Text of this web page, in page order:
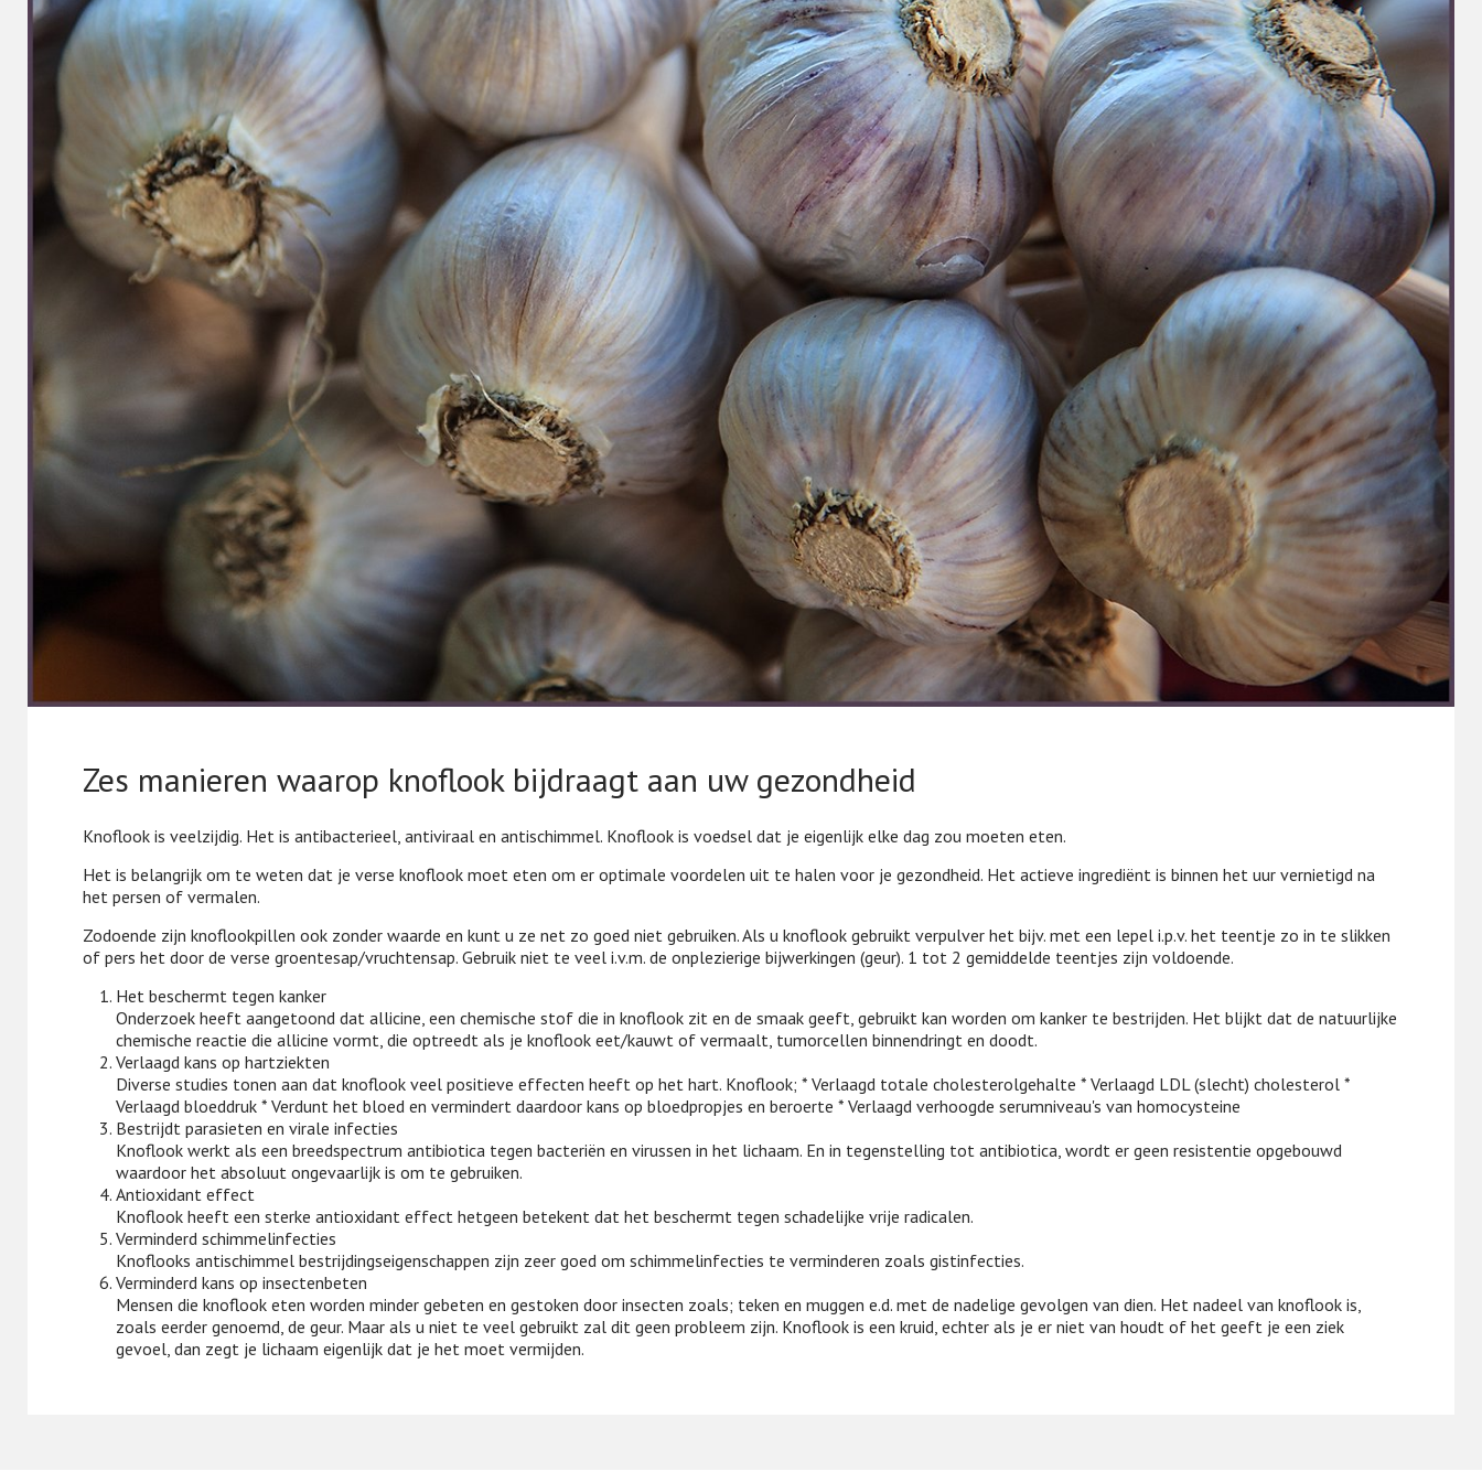
Zes manieren waarop knoflook bijdraagt aan uw gezondheid
Knoflook is veelzijdig. Het is antibacterieel, antiviraal en antischimmel. Knoflook is voedsel dat je eigenlijk elke dag zou moeten eten.
Het is belangrijk om te weten dat je verse knoflook moet eten om er optimale voordelen uit te halen voor je gezondheid. Het actieve ingrediënt is binnen het uur vernietigd na
het persen of vermalen.
Zodoende zijn knoflookpillen ook zonder waarde en kunt u ze net zo goed niet gebruiken. Als u knoflook gebruikt verpulver het bijv. met een lepel i.p.v. het teentje zo in te slikken
of pers het door de verse groentesap/vruchtensap. Gebruik niet te veel i.v.m. de onplezierige bijwerkingen (geur). 1 tot 2 gemiddelde teentjes zijn voldoende.
Het beschermt tegen kanker
Onderzoek heeft aangetoond dat allicine, een chemische stof die in knoflook zit en de smaak geeft, gebruikt kan worden om kanker te bestrijden. Het blijkt dat de natuurlijke
chemische reactie die allicine vormt, die optreedt als je knoflook eet/kauwt of vermaalt, tumorcellen binnendringt en doodt.
Verlaagd kans op hartziekten
Diverse studies tonen aan dat knoflook veel positieve effecten heeft op het hart. Knoflook; * Verlaagd totale cholesterolgehalte * Verlaagd LDL (slecht) cholesterol *
Verlaagd bloeddruk * Verdunt het bloed en vermindert daardoor kans op bloedpropjes en beroerte * Verlaagd verhoogde serumniveau's van homocysteine
Bestrijdt parasieten en virale infecties
Knoflook werkt als een breedspectrum antibiotica tegen bacteriën en virussen in het lichaam. En in tegenstelling tot antibiotica, wordt er geen resistentie opgebouwd
waardoor het absoluut ongevaarlijk is om te gebruiken.
Antioxidant effect
Knoflook heeft een sterke antioxidant effect hetgeen betekent dat het beschermt tegen schadelijke vrije radicalen.
Verminderd schimmelinfecties
Knoflooks antischimmel bestrijdingseigenschappen zijn zeer goed om schimmelinfecties te verminderen zoals gistinfecties.
Verminderd kans op insectenbeten
Mensen die knoflook eten worden minder gebeten en gestoken door insecten zoals; teken en muggen e.d. met de nadelige gevolgen van dien. Het nadeel van knoflook is,
zoals eerder genoemd, de geur. Maar als u niet te veel gebruikt zal dit geen probleem zijn. Knoflook is een kruid, echter als je er niet van houdt of het geeft je een ziek
gevoel, dan zegt je lichaam eigenlijk dat je het moet vermijden.